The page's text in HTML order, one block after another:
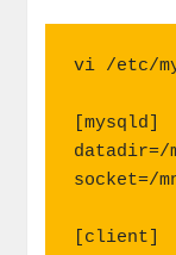
vi /etc/
[mysqld]
datadir=/
socket=/
[client]